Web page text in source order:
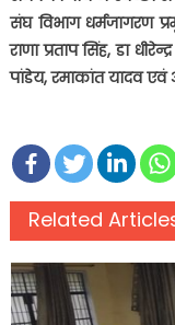
संघ विभाग धर्मजागरण
राणा प्रताप सिंह,डा
पांडेय,रमाकांत यादव एवं
Related